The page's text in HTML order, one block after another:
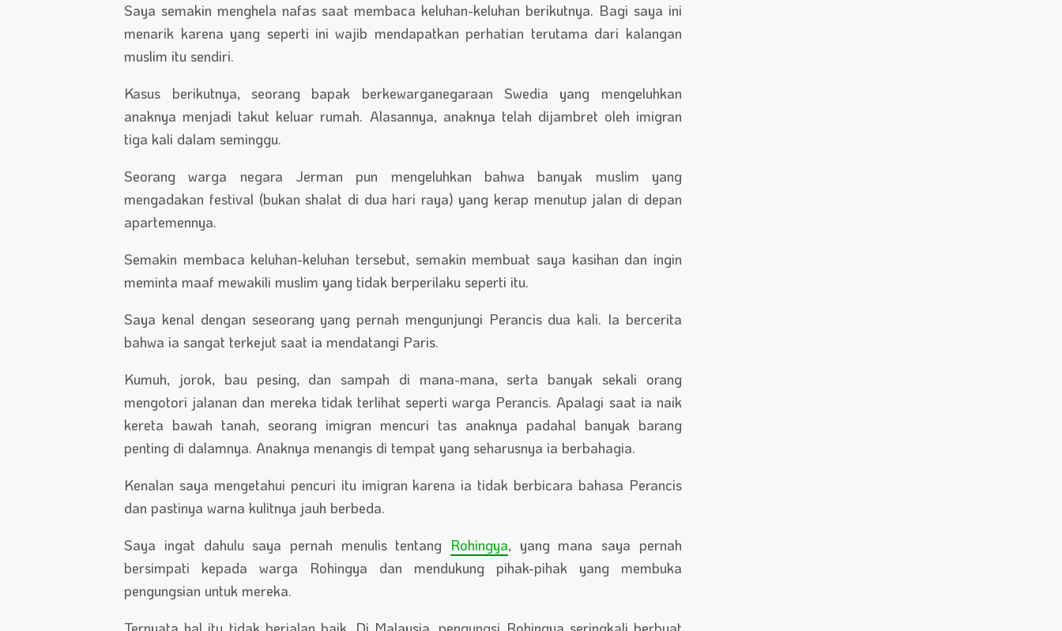
Saya semakin menghela nafas saat membaca keluhan-keluhan berikutnya. Bagi saya ini
menarik karena yang seperti ini wajib mendapatkan perhatian terutama dari kalangan
muslim itu sendiri.
Kasus berikutnya, seorang bapak berkewarganegaraan Swedia yang mengeluhkan
anaknya menjadi takut keluar rumah. Alasannya, anaknya telah dijambret oleh imigran
tiga kali dalam seminggu.
Seorang warga negara Jerman pun mengeluhkan bahwa banyak muslim yang
mengadakan festival (bukan shalat di dua hari raya) yang kerap menutup jalan di depan
apartemennya.
Semakin membaca keluhan-keluhan tersebut, semakin membuat saya kasihan dan ingin
meminta maaf mewakili muslim yang tidak berperilaku seperti itu.
Saya kenal dengan seseorang yang pernah mengunjungi Perancis dua kali. Ia bercerita
bahwa ia sangat terkejut saat ia mendatangi Paris.
Kumuh, jorok, bau pesing, dan sampah di mana-mana, serta banyak sekali orang
mengotori jalanan dan mereka tidak terlihat seperti warga Perancis. Apalagi saat ia naik
kereta bawah tanah, seorang imigran mencuri tas anaknya padahal banyak barang
penting di dalamnya. Anaknya menangis di tempat yang seharusnya ia berbahagia.
Kenalan saya mengetahui pencuri itu imigran karena ia tidak berbicara bahasa Perancis
dan pastinya warna kulitnya jauh berbeda.
Saya ingat dahulu saya pernah menulis tentang Rohingya, yang mana saya pernah
bersimpati kepada warga Rohingya dan mendukung pihak-pihak yang membuka
pengungsian untuk mereka.